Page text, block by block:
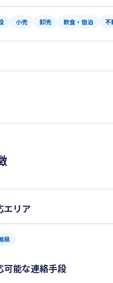
小売 卸売 飲食・宿泊 不
エリア
県
可能な連絡手段